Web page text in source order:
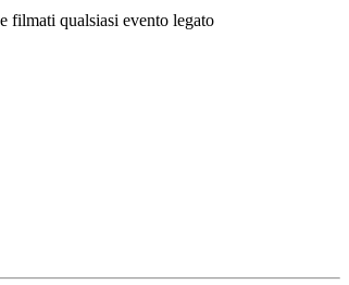
filmati qualsiasi evento legato